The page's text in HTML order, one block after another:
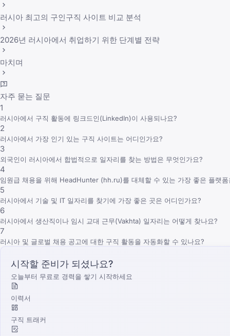
러시아 최고의 구인구직 사이트 비교 분석
2026년 러시아에서 취업하기 위한 단계별 전략
마치며
자주 묻는 질문
1
러시아에서 구직 활동에 링크드인(LinkedIn)이 사용되나요?
2
러시아에서 가장 인기 있는 구직 사이트는 어디인가요?
3
외국인이 러시아에서 합법적으로 일자리를 찾는 방법은 무엇인가요?
4
임원급 채용을 위해 HeadHunter (hh.ru)를 대체할 수 있는 가장 좋은 플랫폼
5
러시아에서 기술 및 IT 일자리를 찾기에 가장 좋은 곳은 어디인가요?
6
러시아에서 생산직이나 임시 교대 근무(Vakhta) 일자리는 어떻게 찾나요?
7
러시아 및 글로벌 채용 공고에 대한 구직 활동을 자동화할 수 있나요?
시작할 준비가 되셨나요?
오늘부터 무료로 경력을 쌓기 시작하세요
이력서
구직 트래커